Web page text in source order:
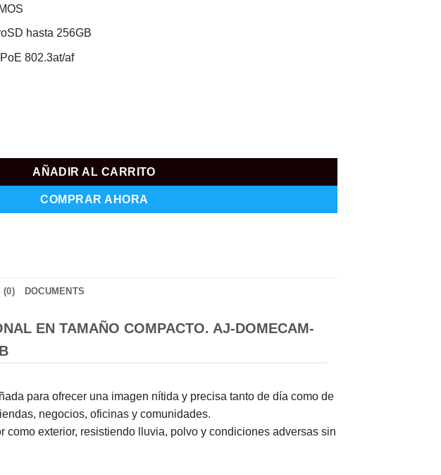
hasta 256GB
802.3at/af
AÑADIR AL CARRITO
COMPRAR AHORA
(0) DOCUMENTS
EN TAMAÑO COMPACTO. AJ-DOMECAM-
para ofrecer una imagen nítida y precisa tanto de día como de
negocios, oficinas y comunidades.
exterior, resistiendo lluvia, polvo y condiciones adversas sin